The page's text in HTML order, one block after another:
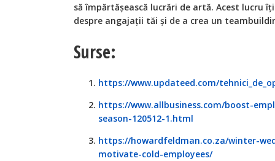
să împărtășească lucrări de artă. Acest lucru
despre angajații tăi și de a crea un
Surse:
https://www.updateed.com/
https://www.allbusiness.com/boost-
season-120512-1.html
https://howardfeldman.co.za/winter-
motivate-cold-employees/